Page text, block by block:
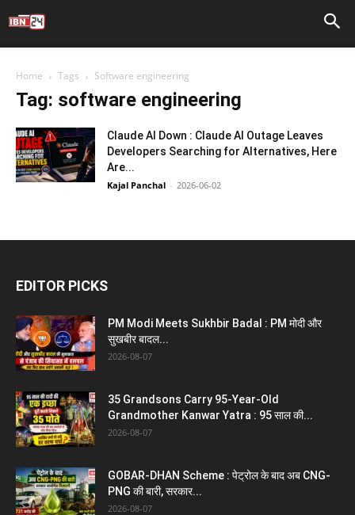
Home Tags Software engineering
Tag: software engineering
Claude AI Down : Claude AI Outage Leaves
Developers Searching for Alternatives, Here
Are...
Kajal Panchal - 2026-06-02
EDITOR PICKS
PM Modi Meets Sukhbir Badal : PM मोदी और
सुखबीर बादल...
2026-08-07
35 Grandsons Carry 95-Year-Old
Grandmother Kanwar Yatra : 95 साल की...
2026-08-07
GOBAR-DHAN Scheme : पेट्रोल के बाद अब CNG-
PNG की बारी, सरकार...
2026-08-07